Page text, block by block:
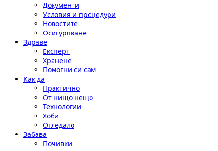
Документи
Условия и процедури
Новостите
Осигуряване
Здраве
Експерт
Хранене
Помогни си сам
Как да
Практично
От нищо нещо
Технологии
Хоби
Огледало
Забава
Почивки